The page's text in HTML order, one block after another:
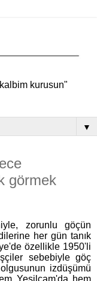
kurusun"
▼
görmek
zorunlu göçün
her gün tanık
özellikle 1950'li
sebebiyle göç
izdüşümü